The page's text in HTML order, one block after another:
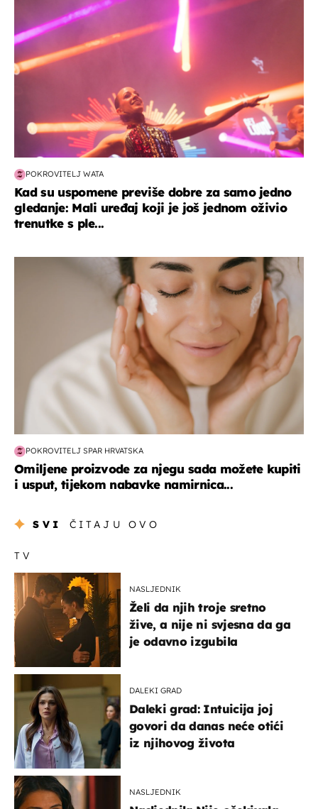
POKROVITELJ WATA
Kad su uspomene previše dobre za samo jedno
gledanje: Mali uređaj koji je još jednom oživio
trenutke s ple...
moda & ljepota
POKROVITELJ SPAR HRVATSKA
Omiljene proizvode za njegu sada možete kupiti
i usput, tijekom nabavke namirnica...
SVI ČITAJU OVO
TV
NASLJEDNIK
Želi da njih troje sretno
žive, a nije ni svjesna da ga
je odavno izgubila
DALEKI GRAD
Daleki grad: Intuicija joj
govori da danas neće otići
iz njihovog života
NASLJEDNIK